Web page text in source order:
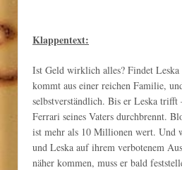
Klappentext:
Ist Geld wirklich alles? Findet
kommt aus einer reichen Familie,
selbstverständlich. Bis er Leska
Ferrari seines Vaters durchbrennt.
ist mehr als 10 Millionen wert. Und
und Leska auf ihrem verbotenem
näher kommen, muss er bald